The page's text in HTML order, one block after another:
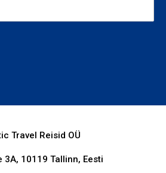
Travel Reisid OÜ
3A, 10119 Tallinn, Eesti